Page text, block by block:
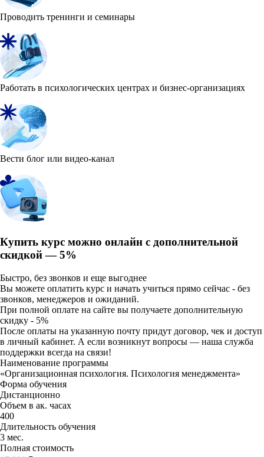
Проводить тренинги и семинары
Работать в психологических центрах и бизнес-организациях
Вести блог или видео-канал
Купить курс можно онлайн с дополнительной
скидкой — 5%
Быстро, без звонков и еще выгоднее
Вы можете оплатить курс и начать учиться прямо сейчас - без
звонков, менеджеров и ожиданий.
При полной оплате на сайте вы получаете дополнительную
скидку - 5%
После оплаты на указанную почту придут договор, чек и доступ
в личный кабинет. А если возникнут вопросы — наша служба
поддержки всегда на связи!
Наименование программы
«Организационная психология. Психология менеджмента»
Форма обучения
Дистанционно
Объем в ак. часах
400
Длительность обучения
3 мес.
Полная стоимость